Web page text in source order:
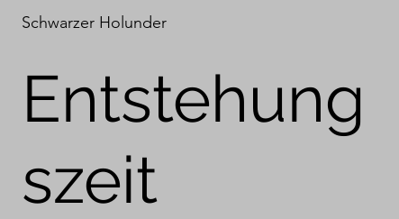
Schwarzer Holunder
Entstehung
szeit